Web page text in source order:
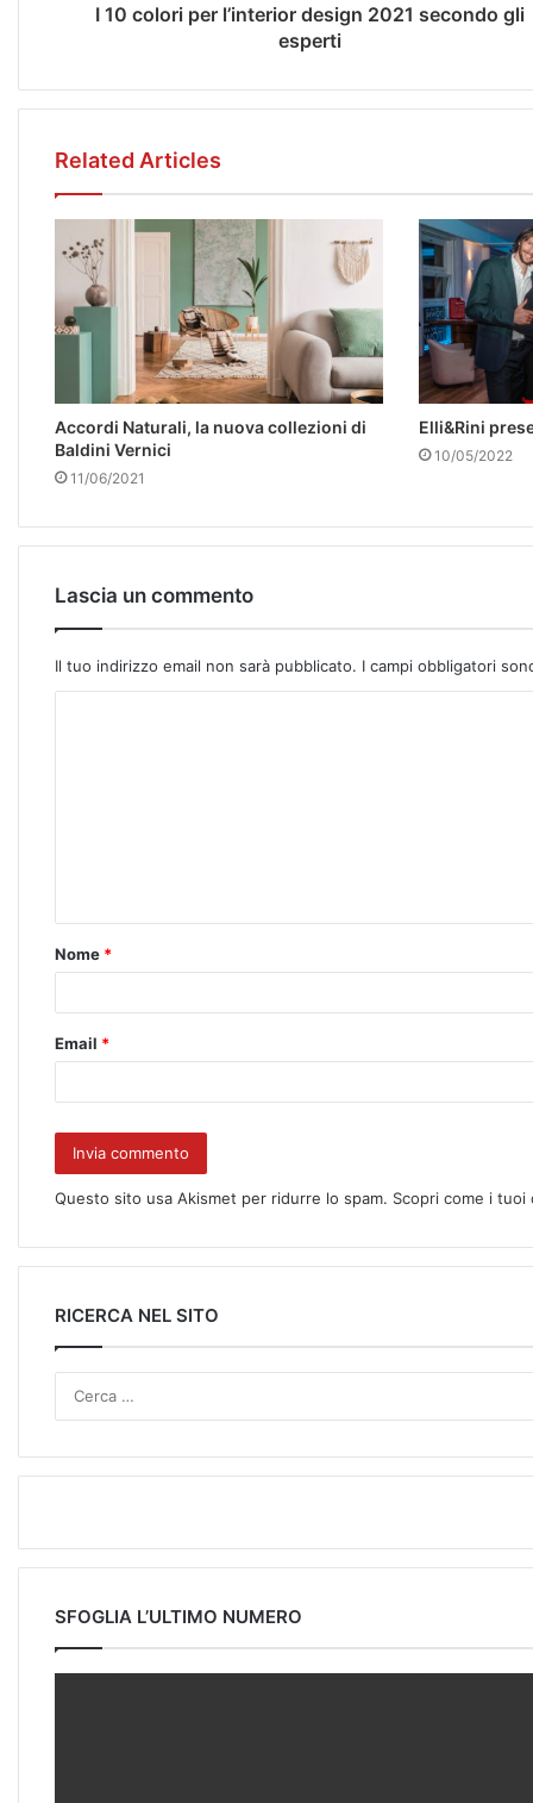
I 10 colori per l’interior design 2021 secondo gli
esperti
Related Articles
Accordi Naturali, la nuova collezioni di
Baldini Vernici
11/06/2021
Elli&Rini
10/05/2022
Lascia un commento
Il tuo indirizzo email non sarà pubblicato. I campi obbligatori
Nome *
Email *
Questo sito usa Akismet per ridurre lo spam. Scopri come i
RICERCA NEL SITO
SFOGLIA L’ULTIMO NUMERO